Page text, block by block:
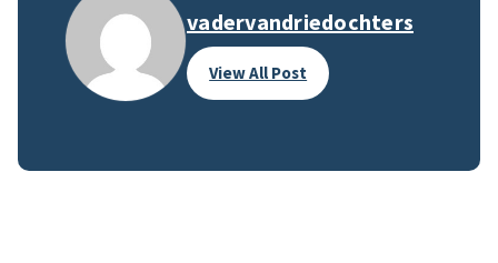
vadervandriedochters
View All Post